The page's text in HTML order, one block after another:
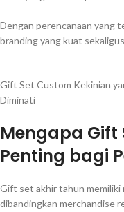
Dengan perencanaan yang
branding yang kuat
Gift Set Custom Kekinian
Diminati
Mengapa Gift
Penting bagi
Gift set akhir tahun memiliki
dibandingkan merchandise